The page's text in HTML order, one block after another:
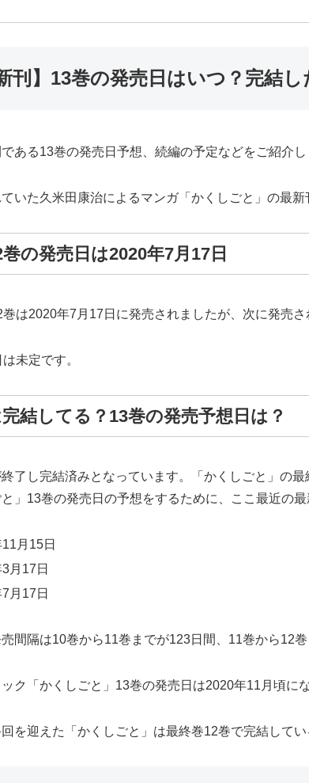
刊】13巻の発売日はいつ？完結し
ある13巻の発売日予想、続編の予定などをご紹介し
いた久米田康治によるマンガ「かくしごと」の最新
の発売日は2020年7月17日
は2020年7月17日に発売されましたが、次に発売さ
未定です。
結してる？13巻の発売予想日は？
了し完結済みとなっています。「かくしごと」の
」13巻の発売日の予想をするために、ここ最近の
月15日
月17日
月17日
間隔は10巻から11巻までが123日間、11巻から12
ク「かくしごと」13巻の発売日は2020年11月頃に
を迎えた「かくしごと」は最終巻12巻で完結して